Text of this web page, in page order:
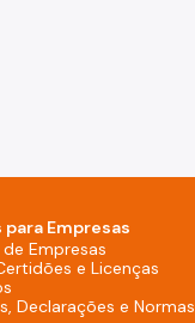
para Empresas
Empresas
e Licenças
Declarações e Normas